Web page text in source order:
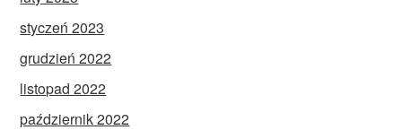
styczeń 2023
grudzień 2022
listopad 2022
październik 2022